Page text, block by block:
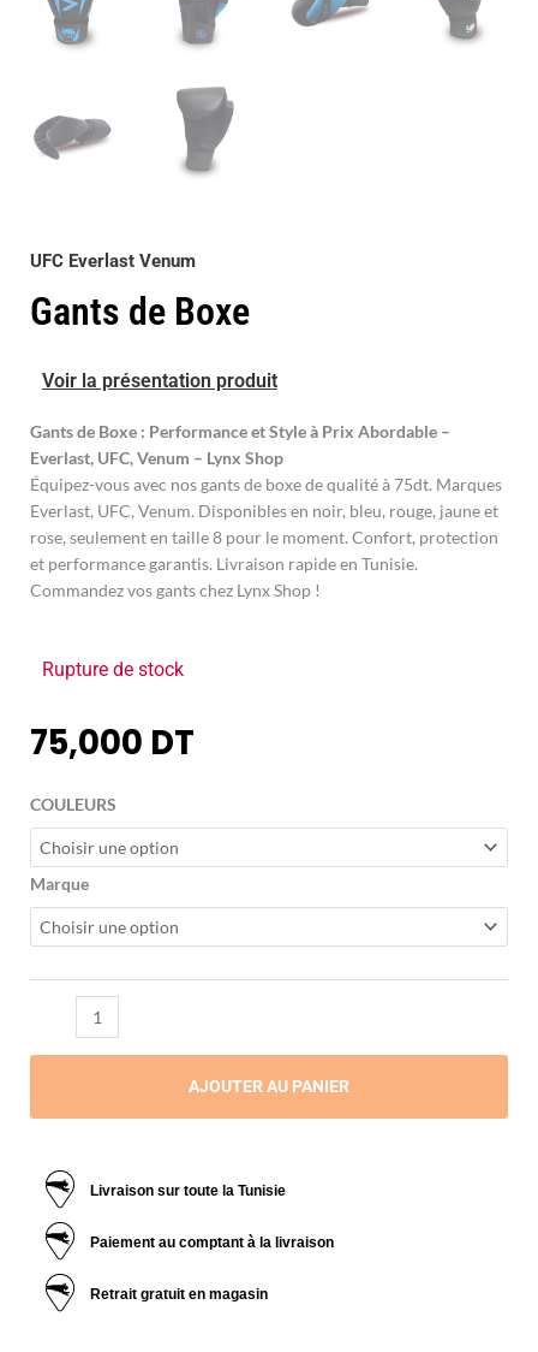
UFC Everlast Venum
Gants de Boxe
Voir la présentation produit
Gants de Boxe : Performance et Style à Prix Abordable –
Everlast, UFC, Venum – Lynx Shop
Équipez-vous avec nos gants de boxe de qualité à 75dt. Marques
Everlast, UFC, Venum. Disponibles en noir, bleu, rouge, jaune et
rose, seulement en taille 8 pour le moment. Confort, protection
et performance garantis. Livraison rapide en Tunisie.
Commandez vos gants chez Lynx Shop !
Rupture de stock
75,000 DT
COULEURS
Marque
quantité
de
Gants
de
Boxe
AJOUTER AU PANIER
Livraison sur toute la Tunisie
Paiement au comptant à la livraison
Retrait gratuit en magasin